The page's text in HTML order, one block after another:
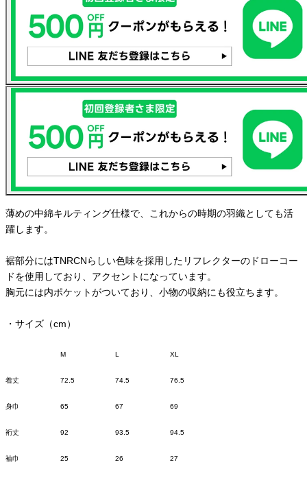
薄めの中綿キルティング仕様で、これからの時期の羽織としても活
躍します。
裾部分にはTNRCNらしい色味を採用したリフレクターのドローコー
ドを使用しており、アクセントになっています。
胸元には内ポケットがついており、小物の収納にも役立ちます。
・サイズ（cm）
M L XL
着丈 72.5 74.5 76.5
身巾 65 67 69
裄丈 92 93.5 94.5
袖巾 25 26 27